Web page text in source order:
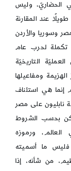
الحضاريّ، وليس
عند المقارنة
وسوريا والأردن
تكملة لحرب عام
التاريخيّة
ومفاعيلها
إنما هي استئناف
نابليون على مصر
بحسب الشروط
العالم، ورموزه
فليس ما أسميته
من شأنه، إذا